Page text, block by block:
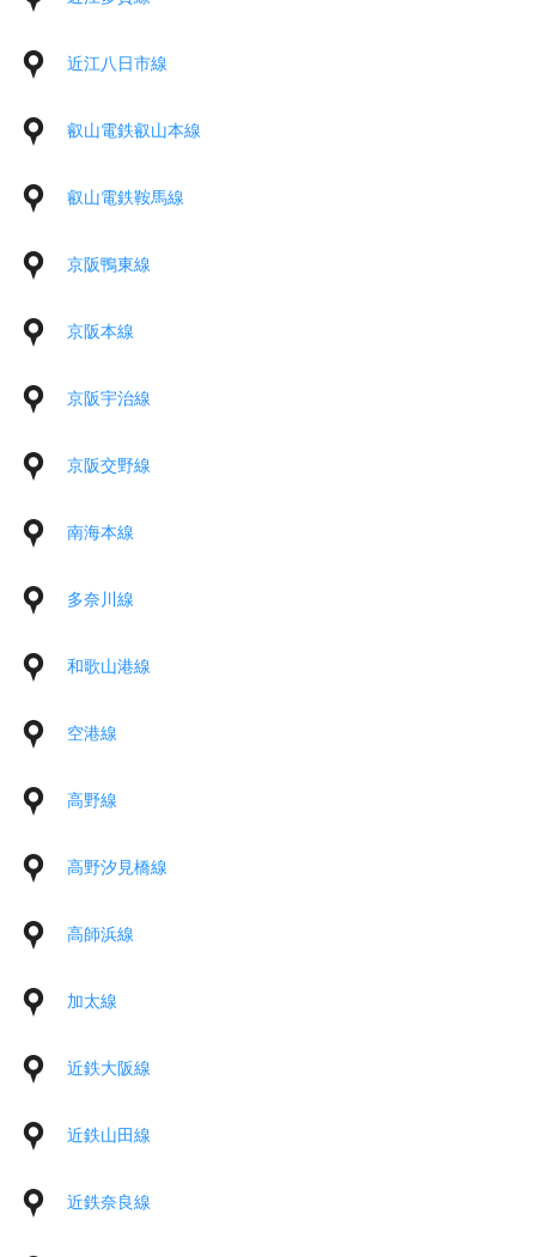
近江八日市線
叡山電鉄叡山本線
叡山電鉄鞍馬線
京阪鴨東線
京阪本線
京阪宇治線
京阪交野線
南海本線
多奈川線
和歌山港線
空港線
高野線
高野汐見橋線
高師浜線
加太線
近鉄大阪線
近鉄山田線
近鉄奈良線